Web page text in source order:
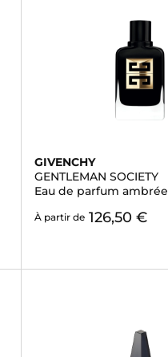
GIVENCHY
GENTLEMAN SOCIETY
Eau de parfum ambrée
À partir de 126,50 €